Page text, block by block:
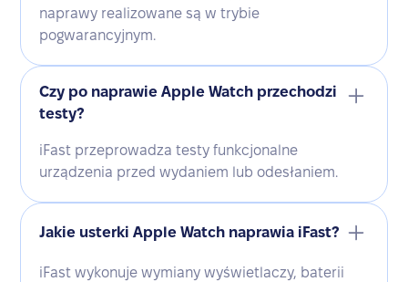
naprawy realizowane są w trybie
pogwarancyjnym.
Czy po naprawie Apple Watch przechodzi
testy?
iFast przeprowadza testy funkcjonalne
urządzenia przed wydaniem lub odesłaniem.
Jakie usterki Apple Watch naprawia iFast?
iFast wykonuje wymiany wyświetlaczy, baterii